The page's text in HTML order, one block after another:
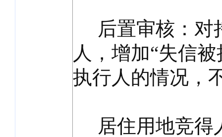
后置审核：对
人，增加“失信
执行人的情况，
居住用地竞得